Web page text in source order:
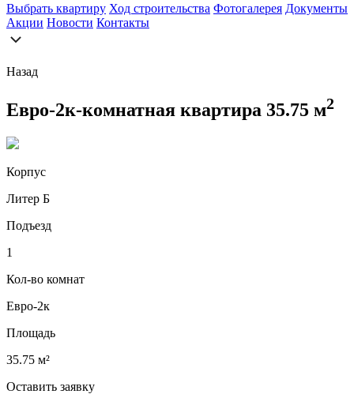
Выбрать квартиру Ход строительства Фотогалерея Документы
Акции Новости Контакты
Назад
Евро-2к-комнатная квартира 35.75 м2
Корпус
Литер Б
Подъезд
1
Кол-во комнат
Евро-2к
Площадь
35.75 м²
Оставить заявку